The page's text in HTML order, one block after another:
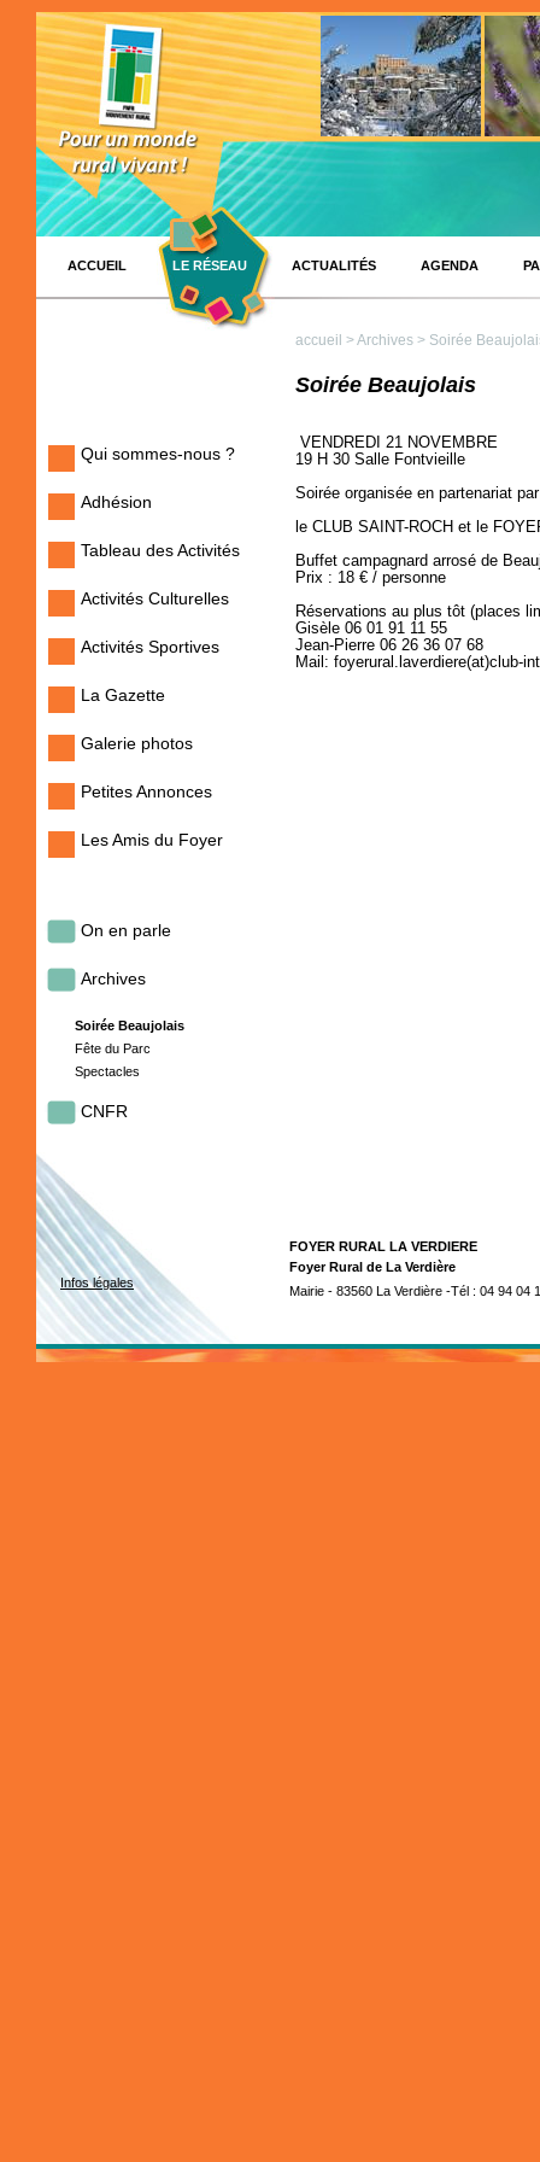
ACCUEIL LE RÉSEAU ACTUALITÉS AGENDA
Qui sommes-nous ?
Adhésion
Tableau des Activités
Activités Culturelles
Activités Sportives
La Gazette
Galerie photos
Petites Annonces
Les Amis du Foyer
On en parle
Archives
Soirée Beaujolais
Fête du Parc
Spectacles
CNFR
accueil >Archives > Soirée
Soirée Beaujolais
VENDREDI 21 NOVEMBRE
19 H 30 Salle Fontvieille
Soirée organisée en partenariat par
le CLUB SAINT-ROCH et le
Buffet campagnard arrosé de
Prix : 18 € / personne
Réservations au plus tôt (places
Gisèle 06 01 91 11 55
Jean-Pierre 06 26 36 07 68
Mail: foyerural.laverdiere(at)club-
Infos légales
FOYER RURAL LA VERDIERE
Foyer Rural de La Verdière
Mairie - 83560 La Verdière -Tél : 04 94 04